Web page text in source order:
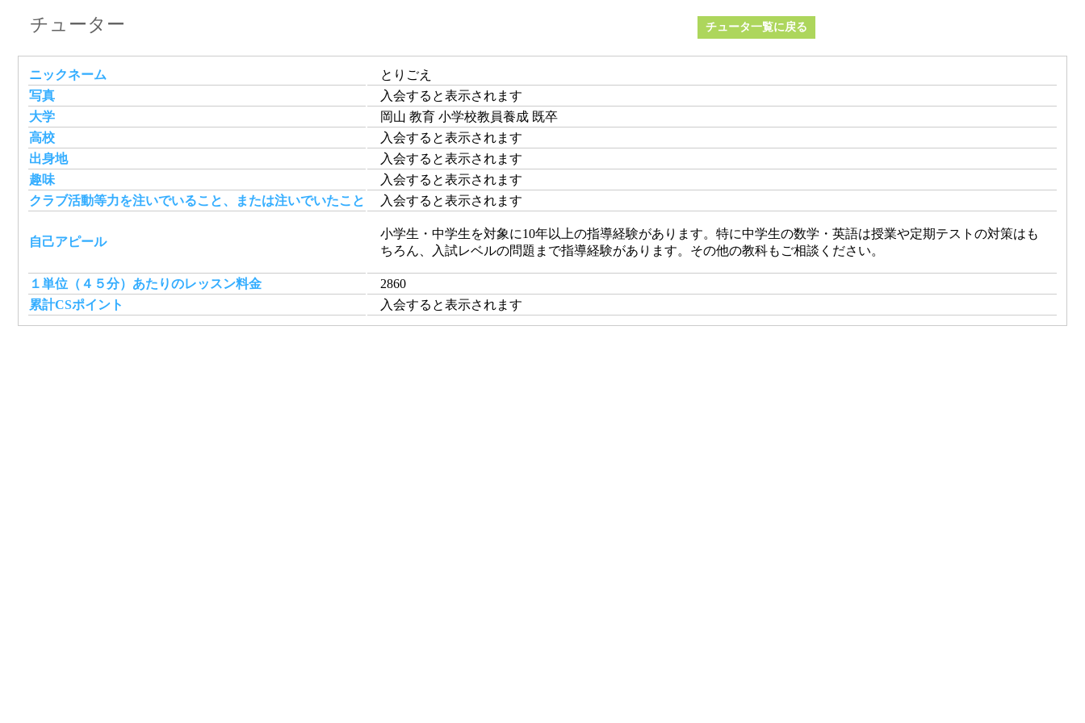
チューター チュータ一覧に戻る
ニックネーム
とりごえ
写真
入会すると表示されます
大学
岡山 教育 小学校教員養成 既卒
高校
入会すると表示されます
出身地
入会すると表示されます
趣味
入会すると表示されます
クラブ活動等力を注いでいること、または注いでいたこと
入会すると表示されます
自己アピール
小学生・中学生を対象に10年以上の指導経験があります。特に中学生の数学・英語は授業や定期テストの対策はも
ちろん、入試レベルの問題まで指導経験があります。その他の教科もご相談ください。
１単位（４５分）あたりのレッスン料金
2860
累計CSポイント
入会すると表示されます